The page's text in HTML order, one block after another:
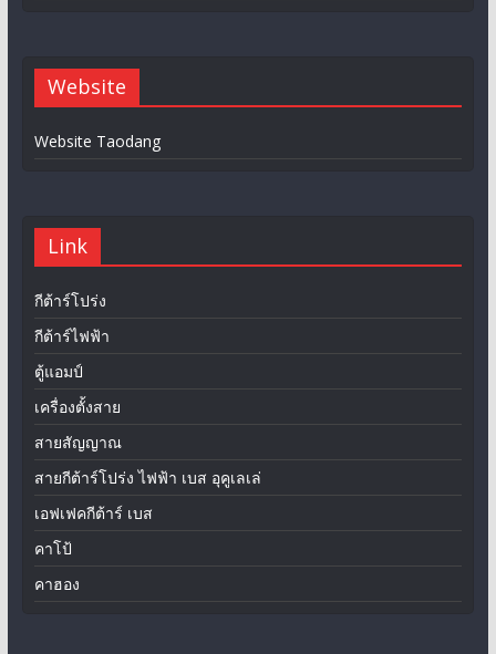
Website
Website Taodang
Link
กีต้าร์โปร่ง
กีต้าร์ไฟฟ้า
ตู้แอมป์
เครื่องตั้งสาย
สายสัญญาณ
สายกีต้าร์โปร่ง ไฟฟ้า เบส อุคูเลเล่
เอฟเฟคกีต้าร์ เบส
คาโป้
คาฮอง